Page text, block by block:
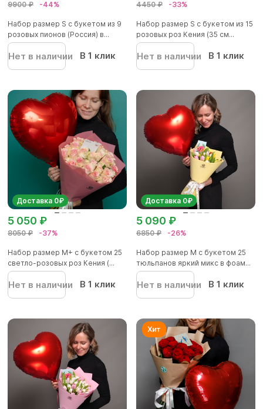
9900 ₽ -44%
Набор размер S с букетом из 9
розовых пионов (Россия) в...
Нет в наличии В 1 клик
4450 ₽ -33%
Набор размер S с букетом из 15
розовых роз Кения (35 см...
Нет в наличии В 1 клик
Доставка 0₽
8050 ₽ -37%
5 050 ₽
Набор размер M+ с букетом 25
светло-розовых роз Кения (...
Нет в наличии В 1 клик
Доставка 0₽
6850 ₽ -26%
5 090 ₽
Набор размер M с букетом 25
тюльпанов яркий микс в фоам...
Нет в наличии В 1 клик